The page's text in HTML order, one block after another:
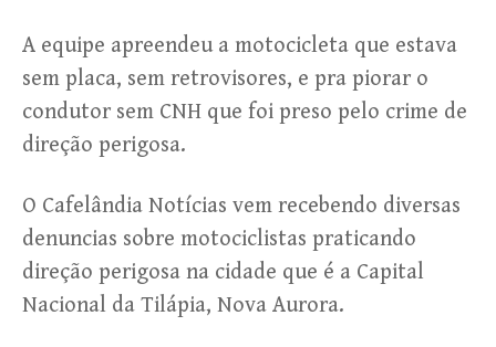
A equipe apreendeu a motocicleta que estava
sem placa, sem retrovisores, e pra piorar o
condutor sem CNH que foi preso pelo crime de
direção perigosa.
O Cafelândia Notícias vem recebendo diversas
denuncias sobre motociclistas praticando
direção perigosa na cidade que é a Capital
Nacional da Tilápia, Nova Aurora.